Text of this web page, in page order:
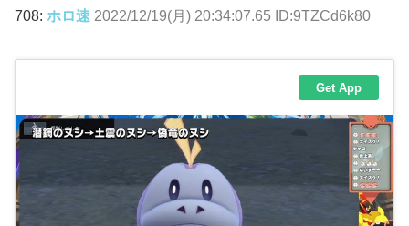
708: ホロ速 2022/12/19(月) 20:34:07.65 ID:9TZCd6k80